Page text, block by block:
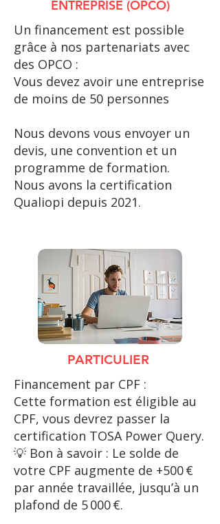
ENTREPRISE (OPCO)
Un financement est possible
grâce à nos partenariats avec
des OPCO :​​​
Vous devez avoir une entreprise
de moins de 50 personnes
Nous devons vous envoyer un
devis, une convention et un
programme de formation.​​
Nous avons la certification
Qualiopi depuis 2021.
PARTICULIER
Financement par CPF :
Cette formation est éligible au
CPF, vous devrez passer la
certification TOSA Power Query.​
💡 Bon à savoir : Le solde de
votre CPF augmente de +500 €
par année travaillée, jusqu’à un
plafond de 5 000 €.